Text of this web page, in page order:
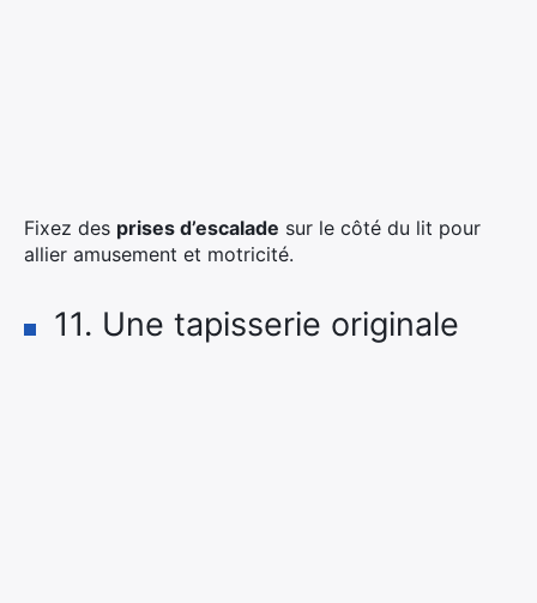
Fixez des prises d’escalade sur le côté du lit pour
allier amusement et motricité.
11. Une tapisserie originale